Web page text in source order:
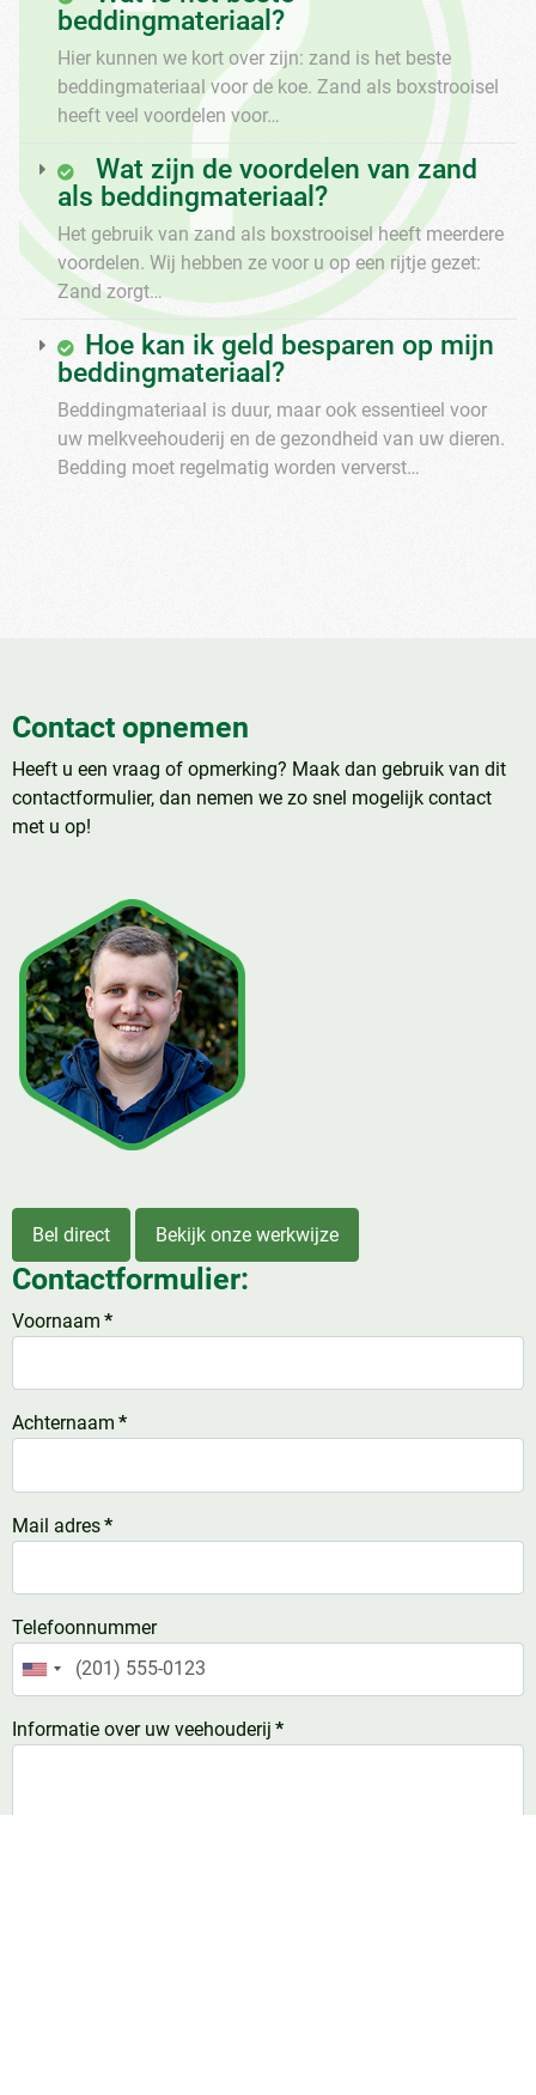
beddingmateriaal?
Hier kunnen we kort over zijn: zand is het beste
beddingmateriaal voor de koe. Zand als boxstrooisel
heeft veel voordelen voor…
Wat zijn de voordelen van zand
als beddingmateriaal?
Het gebruik van zand als boxstrooisel heeft meerdere
voordelen. Wij hebben ze voor u op een rijtje gezet:
Zand zorgt…
Hoe kan ik geld besparen op mijn
beddingmateriaal?
Beddingmateriaal is duur, maar ook essentieel voor
uw melkveehouderij en de gezondheid van uw dieren.
Bedding moet regelmatig worden ververst…
Contact opnemen
Heeft u een vraag of opmerking? Maak dan gebruik van dit
contactformulier, dan nemen we zo snel mogelijk contact
met u op!
Bel direct Bekijk onze werkwijze
Contactformulier:
Voornaam *
Achternaam *
Mail adres*
Telefoonnummer
United
+1
Informatie over uw veehouderij *